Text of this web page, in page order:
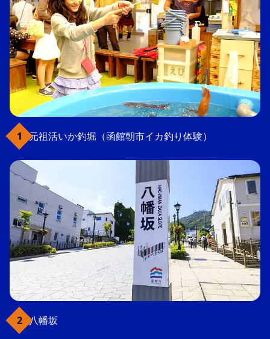
元祖活いか釣堀（函館朝市イカ釣り体験）
八幡坂